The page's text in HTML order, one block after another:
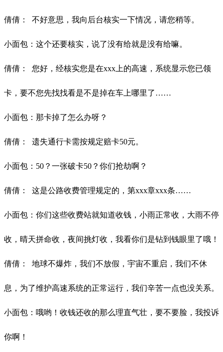
倩倩： 不好意思，我向后台核实一下情况，请您稍等。
小面包：这个还要核实，说了没有给就是没有给嘛。
倩倩： 您好，经核实您是在xxx上的高速，系统显示您已领
卡，要不您先找找看是不是掉在车上哪里了……
小面包：那卡掉了怎么办呀？
倩倩： 遗失通行卡需按规定赔卡50元。
小面包： 50？一张破卡50？你们抢劫啊？
倩倩： 这是公路收费管理规定的，第xxx章xxx条……
小面包：你们这些收费站就知道收钱，小雨正常收，大雨不停
收，晴天拼命收，夜间挑灯收，我看你们是钻到钱眼里了哦！
倩倩： 地球不爆炸，我们不放假，宇宙不重启，我们不休
息，为了维护高速系统的正常运行，我们辛苦一点也没关系。
小面包：哦哟！收钱还收的那么理直气壮，要不要脸，我投诉
你啊！